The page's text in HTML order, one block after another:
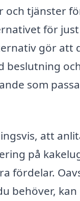
och tjänster
för
gör att
beslutning
som
att
på
fördelar.
behöver, kan